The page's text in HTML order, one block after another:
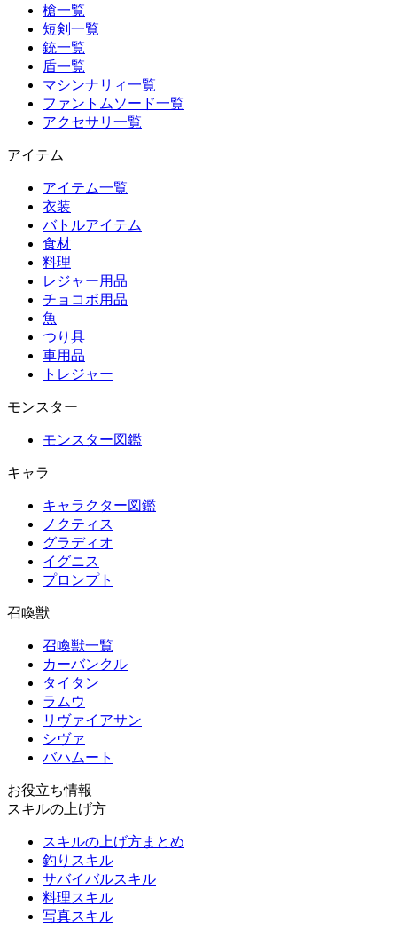
槍一覧
短剣一覧
銃一覧
盾一覧
マシンナリィ一覧
ファントムソード一覧
アクセサリ一覧
アイテム
アイテム一覧
衣装
バトルアイテム
食材
料理
レジャー用品
チョコボ用品
魚
つり具
車用品
トレジャー
モンスター
モンスター図鑑
キャラ
キャラクター図鑑
ノクティス
グラディオ
イグニス
プロンプト
召喚獣
召喚獣一覧
カーバンクル
タイタン
ラムウ
リヴァイアサン
シヴァ
バハムート
お役立ち情報
スキルの上げ方
スキルの上げ方まとめ
釣りスキル
サバイバルスキル
料理スキル
写真スキル